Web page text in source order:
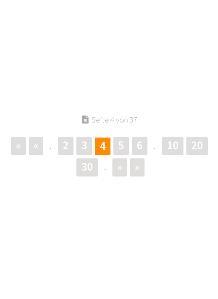
Seite 4 von 37
« « . 2 3 4 5 6 . 10
20
30
. » »